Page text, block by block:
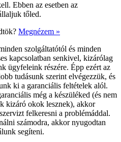
Ebben az esetben az
tőled.
Megnézem »
szolgáltatótól és minden
kapcsolatban senkivel, kizárólag
ügyfeleink részére. Épp ezért az
tudásunk szerint elvégezzük, és
ki a garanciális feltételek alól.
még a készüléked (és nem
kizáró okok lesznek), akkor
felkeresni a problémáddal.
számodra, akkor nyugodtan
segíteni.